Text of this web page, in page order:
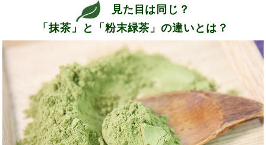
見た目は同じ？
「抹茶」と「粉末緑茶」の違いとは？